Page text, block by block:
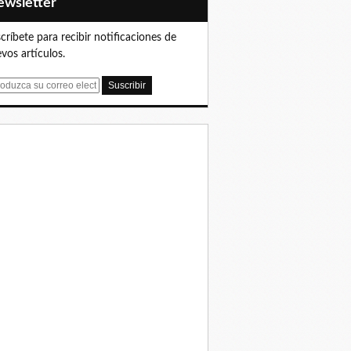
para recibir notificaciones de
artículos.